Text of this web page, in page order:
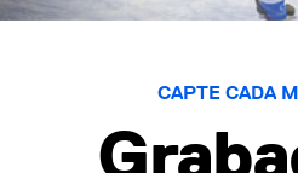
CAPTE CADA